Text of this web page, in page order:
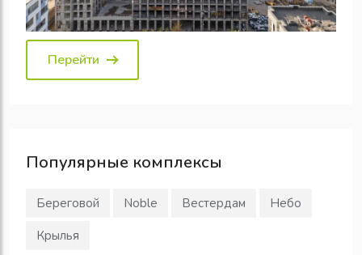
Перейти
Популярные комплексы
Береговой Noble Вестердам
Небо
Крылья